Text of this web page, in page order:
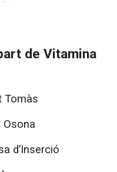
de Vitamina
Tomàs
Osona
d’Inserció